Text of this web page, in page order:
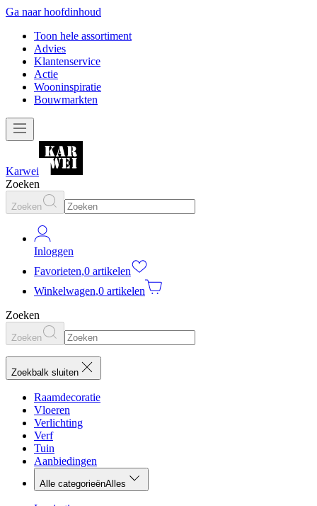
Ga naar hoofdinhoud
Toon hele assortiment
Advies
Klantenservice
Actie
Wooninspiratie
Bouwmarkten
Karwei
Zoeken
Zoeken
Inloggen
Favorieten,0 artikelen
Winkelwagen,0 artikelen
Zoeken
Zoeken
Zoekbalk sluiten
Raamdecoratie
Vloeren
Verlichting
Verf
Tuin
Aanbiedingen
Alle categorieënAlles